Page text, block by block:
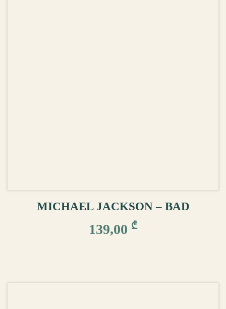
MICHAEL JACKSON – BAD
139,00 ₾